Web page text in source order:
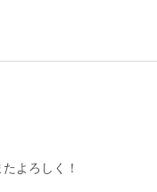
よろしく！